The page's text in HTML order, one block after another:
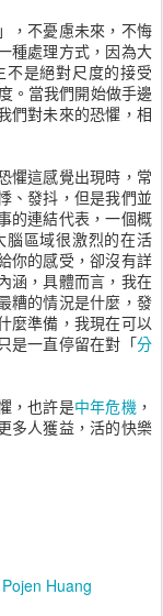
」，不憂慮未來，不悔
種處理方式，因為大
是絕對尺度的接受
。當我們開始做手邊
們對未來的恐懼，相
懼這感覺出現時，常
、發抖，但是我們並
的連結代表，一個概
區域很激烈的在活
你的感受，卻沒有詳
涵，具體而言，我在
糟的情況是什麼，發
麼準備，我現在可以
是一直停留在對「分
，也許是中年危機 ，
多人獲益，活的快樂
Pojen Huang